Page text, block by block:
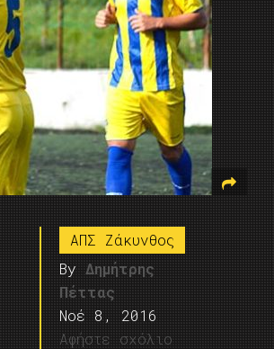
ΑΠΣ Ζάκυνθος
By Δημήτρης
Πέττας
Νοέ 8, 2016
Αφήστε σχόλιο